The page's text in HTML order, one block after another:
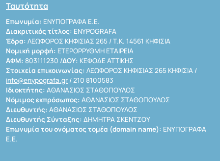
Ταυτότητα
Επωνυμία: ΕΝΥΠΟΓΡΑΦΑ Ε.Ε.
Διακριτικός τίτλος: ENYPOGRAFA
Έδρα: ΛΕΩΦΟΡΟΣ ΚΗΦΙΣΙΑΣ 265 / Τ.Κ. 14561 ΚΗΦΙΣΙΑ
Νομική μορφή: ΕΤΕΡΟΡΡΥΘΜΗ ΕΤΑΙΡΕΙΑ
ΑΦΜ: 803111230 /ΔΟΥ: ΚΕΦΟΔΕ ΑΤΤΙΚΗΣ
Στοιχεία επικοινωνίας: ΛΕΩΦΟΡΟΣ ΚΗΦΙΣΙΑΣ 265 ΚΗΦΙΣΙΑ /
info@enypografa.gr / 210 8100583
Ιδιοκτήτης: ΑΘΑΝΑΣΙΟΣ ΣΤΑΘΟΠΟΥΛΟΣ
Νόμιμος εκπρόσωπος: ΑΘΑΝΑΣΙΟΣ ΣΤΑΘΟΠΟΥΛΟΣ
Διευθυντής: ΑΘΑΝΑΣΙΟΣ ΣΤΑΘΟΠΟΥΛΟΣ
Διευθυντής Σύνταξης: ΔΗΜΗΤΡΑ ΣΚΕΝΤΖΟΥ
Επωνυμία του ονόματος τομέα (domain name): ΕΝΥΠΟΓΡΑΦΑ
Ε.Ε.